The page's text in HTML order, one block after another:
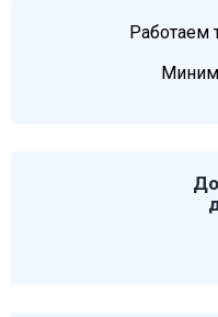
Работаем